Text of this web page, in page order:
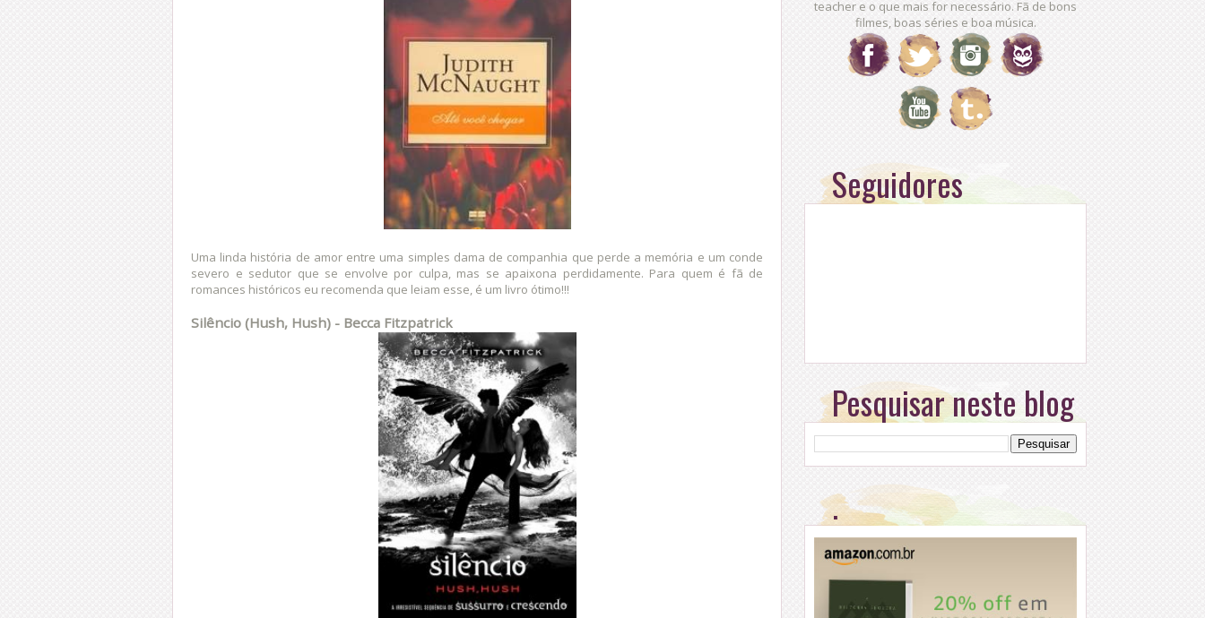
Uma linda história de amor entre uma simples dama de companhia que perde a memória e um conde
severo e sedutor que se envolve por culpa, mas se apaixona perdidamente. Para quem é fã de
romances históricos eu recomenda que leiam esse, é um livro ótimo!!!
Silêncio (Hush, Hush) - Becca Fitzpatrick
teacher e o que mais for necessário. Fã de bons
filmes, boas séries e boa música.
Seguidores
Pesquisar neste blog
.